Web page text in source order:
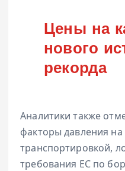
Цены на
нового
рекорда
Аналитики также
факторы давления
транспортировкой,
требования ЕС по